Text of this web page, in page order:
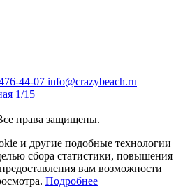
44-07 info@crazybeach.ru
1/15
права защищены.
и другие подобные технологии
сбора статистики, повышения
вам возможности
Подробнее